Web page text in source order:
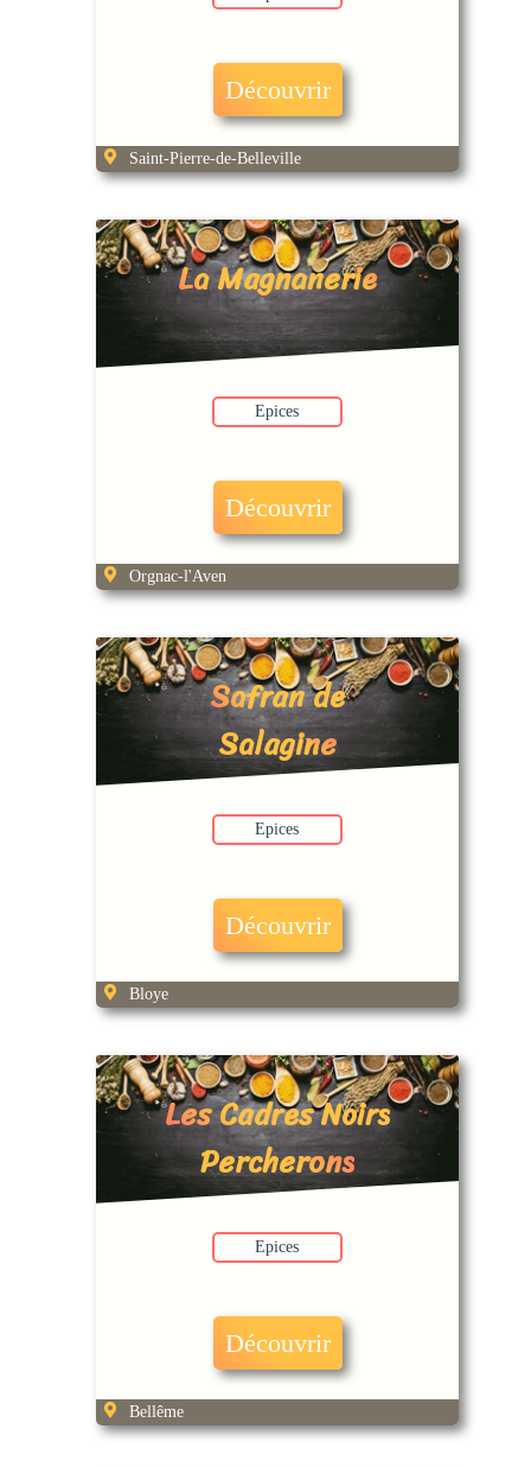
Découvrir
Saint-Pierre-de-Belleville
La Magnanerie
Epices
Découvrir
Orgnac-l'Aven
Safran de
Salagine
Epices
Découvrir
Bloye
Les Cadres Noirs
Percherons
Epices
Découvrir
Bellême